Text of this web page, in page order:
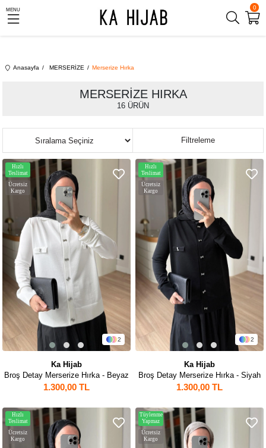
0
MENU
Anasayfa MERSERİZE Merserize Hırka
MERSERIZE HIRKA
16 ÜRÜN
Filtreleme
Sıralama
2
Ka Hijab
Broş Detay Merserize Hırka - Beyaz
1.300,00 TL
Ücretsiz
Kargo
Hızlı
Teslimat
2
Ka Hijab
Broş Detay Merserize Hırka - Siyah
1.300,00 TL
Ücretsiz
Kargo
Hızlı
Teslimat
Ücretsiz
Kargo
Hızlı
Teslimat
Ücretsiz
Kargo
Tüylenme
Yapmaz